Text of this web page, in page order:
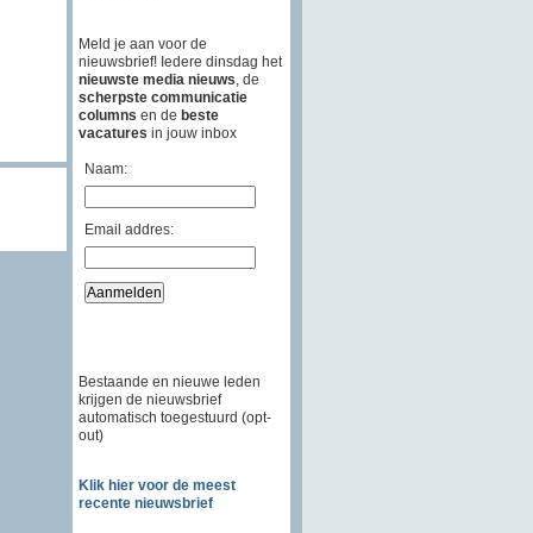
Meld je aan voor de
nieuwsbrief! Iedere dinsdag het
nieuwste media nieuws , de
scherpste communicatie
columns en de beste
vacatures in jouw inbox
Naam:
Email addres:
Bestaande en nieuwe leden
krijgen de nieuwsbrief
automatisch toegestuurd (opt-
out)
Klik hier voor de meest
recente nieuwsbrief